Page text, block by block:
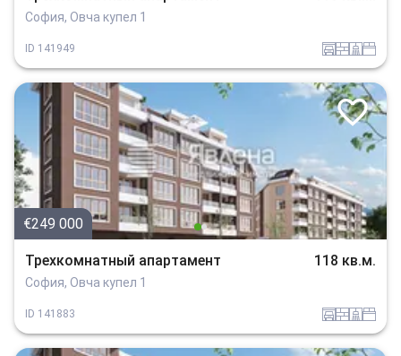
София, Овча купел 1
ID 141949 garajtuhla sanitarno_pomeshtenie spalnia
€249 000
Трехкомнатный апартамент 118 кв.м.
София, Овча купел 1
ID 141883 garajtuhla sanitarno_pomeshtenie spalnia